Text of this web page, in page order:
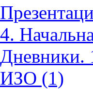
4.
Дневники.
ИЗО (1)